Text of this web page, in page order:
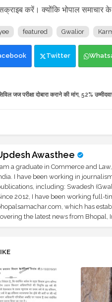
करें। क्योंकि भोपाल समाचार
featured Gwalior
Twitter
जज परीक्षा दोबारा कराने की मांग, 52%
Awasthee
a graduate in Commerce and
I have been working in
including: Swadesh
2012, I have been working full-
which has
the latest news from Bhopal,